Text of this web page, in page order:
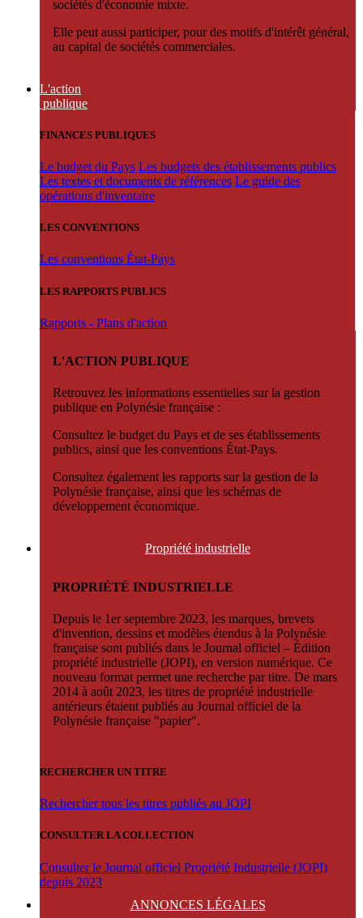
sociétés d'économie mixte.
Elle peut aussi participer, pour des motifs d'intérêt général,
au capital de sociétés commerciales.
L'action
publique
FINANCES PUBLIQUES
Le budget du Pays Les budgets des établissements publics
Les textes et documents de références Le guide des
opérations d'inventaire
LES CONVENTIONS
Les conventions État-Pays
LES RAPPORTS PUBLICS
Rapports - Plans d'action
L'ACTION PUBLIQUE
Retrouvez les informations essentielles sur la gestion
publique en Polynésie française :
Consultez le budget du Pays et de ses établissements
publics, ainsi que les conventions État-Pays.
Consultez également les rapports sur la gestion de la
Polynésie française, ainsi que les schémas de
développement économique.
Propriété industrielle
PROPRIÉTÉ INDUSTRIELLE
Depuis le 1er septembre 2023, les marques, brevets
d'invention, dessins et modèles étendus à la Polynésie
française sont publiés dans le Journal officiel – Édition
propriété industrielle (JOPI), en version numérique. Ce
nouveau format permet une recherche par titre. De mars
2014 à août 2023, les titres de propriété industrielle
antérieurs étaient publiés au Journal officiel de la
Polynésie française "papier".
RECHERCHER UN TITRE
Rechercher tous les titres publiés au JOPI
CONSULTER LA COLLECTION
Consulter le Journal officiel Propriété Industrielle (JOPI)
depuis 2023
ANNONCES LÉGALES